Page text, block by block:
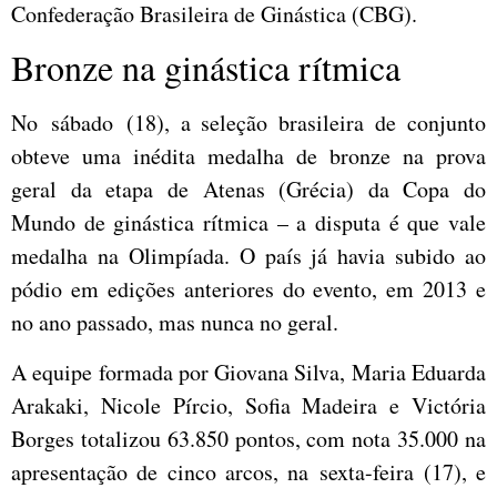
Confederação Brasileira de Ginástica (CBG).
Bronze na ginástica rítmica
No sábado (18), a seleção brasileira de conjunto
obteve uma inédita medalha de bronze na prova
geral da etapa de Atenas (Grécia) da Copa do
Mundo de ginástica rítmica – a disputa é que vale
medalha na Olimpíada. O país já havia subido ao
pódio em edições anteriores do evento, em 2013 e
no ano passado, mas nunca no geral.
A equipe formada por Giovana Silva, Maria Eduarda
Arakaki, Nicole Pírcio, Sofia Madeira e Victória
Borges totalizou 63.850 pontos, com nota 35.000 na
apresentação de cinco arcos, na sexta-feira (17), e